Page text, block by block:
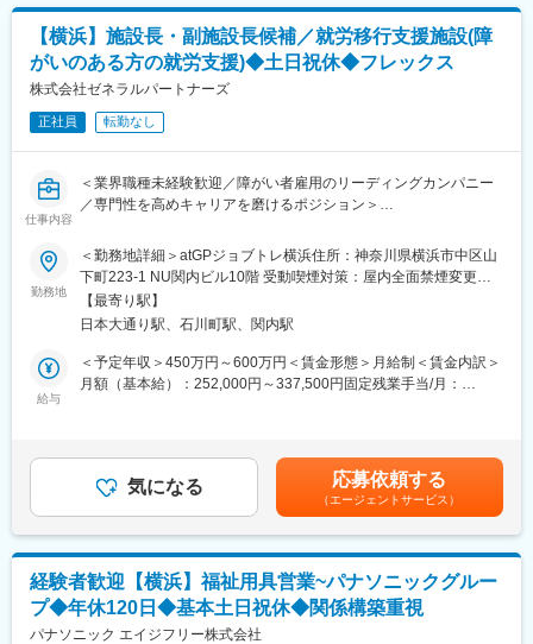
なくプロセスも評価。顧客への向き合い方や提案力がキャリアに
直結。
■キャリアパス
未経験から2年でリーダー、9年で複数営業所を統括するブロック
長など、営業としてのスキルアップだけでなく、マネジメントへ
変更の範囲：会社の定める業務
・商品勉強会等で接点を確保した新規顧客の開拓
■就業環境：
営業組織は平均残業時間が20時間となっています。また休日は携
帯やPCの使用はできず、チームで対応できる体制を組んでいるた
めメリハリをつけながら働くことができる環境です。
■フォロー体制
他業界からの転職者が7割のため研修制度が充実しています。
■評価制度
各グレードごとにスキル項目を設定し売上目標の達成率だけでは
なく、プロセスも評価される制度設計になっています。また昇格
戦できる環境となっています。
■キャリアパス
未経験から2年でリーダー、9年で複数営業所を統括するブロック
長など、営業としてのスキルアップだけでなく、マネジメントへ
■魅力点：
・顧客折衝経験が活かせる！販売店の店長など未経験者の入社実
・成果とプロセスが評価される明確な評価制度あり！最大年４回
の昇進・昇格制度により、スピード感をもったキャリア形成も可
能
・社会貢献性の高い介護業界にてトップ級シェア！売上も右肩上
がり。2030年に業界No.1になることを目指して全国で増員募集
変更の範囲：会社の定める業務
【横浜】施設長・副施設長候補／就労移行支援施設(障
がいのある方の就労支援)◆土日祝休◆フレックス
株式会社ゼネラルパートナーズ
正社員 転勤なし
仕事内容
＜業界職種未経験歓迎／障がい者雇用のリーディングカンパニー
／専門性を高めキャリアを磨けるポジション＞
当社が開設する就労移行支援事業（障害者総合支援法に基づく障
害福祉サービス）の未来の副施設長・施設長候補として、施設運
営全般をお任せします。
これまでのご経験に応じて、現施設長や現副施設長と役割分担を
おこなって施設運営を担っていただきます。
将来的には事業所や部門の課題解決のための戦術立案等もお任せ
していきます。
・各種研修・実習トレーニング実施
（ビジネスマナー・コミュニケーション改善等）
◎施設運営に関する業務
・事業所で提供するサービスや研修プログラムの企画・作成
・事業所運営管理
勤務地
＜勤務地詳細＞atGPジョブトレ横浜住所：神奈川県横浜市中区山
下町223-1 NU関内ビル10階 受動喫煙対策：屋内全面禁煙変更の
範囲：会社の定める事業所
【最寄り駅】
日本大通り駅、石川町駅、関内駅
給与
＜予定年収＞450万円～600万円＜賃金形態＞月給制＜賃金内訳＞
月額（基本給）：252,000円～337,500円固定残業手当/月：
は経験・能力等を考慮の上、決定しますので、記載の限りではご
ざいません。■賞与：年2回（6月・12月）■昇給：年2回※評価に応
じる賃金はあくまでも目安の金額であり、選考を通じて上下する
可能性があります。月給(月額)は固定手当を含めた表記です。
気になる 応募依頼する
（エージェントサービス）
経験者歓迎【横浜】福祉用具営業~パナソニックグルー
プ◆年休120日◆基本土日祝休◆関係構築重視
パナソニック エイジフリー株式会社